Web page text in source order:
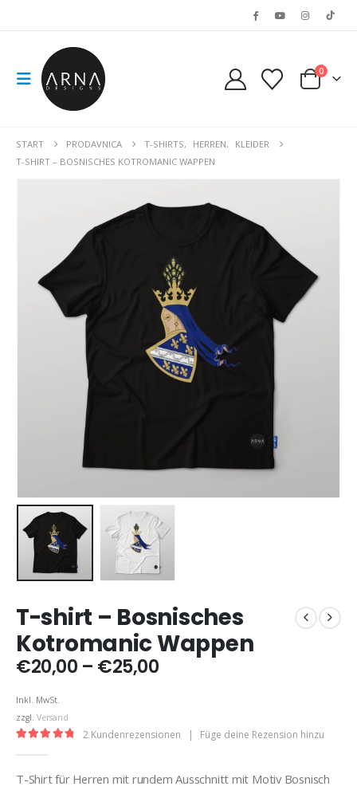
0
START PRODAVNICA T-SHIRTS, HERREN,
KLEIDER
T-SHIRT – BOSNISCHES KOTROMANIC WAPPEN
T-shirt – Bosnisches
Kotromanic Wappen
€20,00 – €25,00Preisspanne:
Inkl. MwSt.
zzgl. Versand
2 Kundenrezensionen | Füge deine Rezension hinzu
T-Shirt für Herren mit rundem Ausschnitt mit Motiv Bosnisch